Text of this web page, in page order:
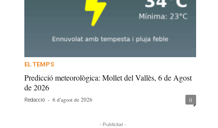
EL TEMPS
Predicció meteorològica: Mollet del Vallès, 6 de Agost
de 2026
Redacció - 6 d'agost de 2026 0
- Publicitat -